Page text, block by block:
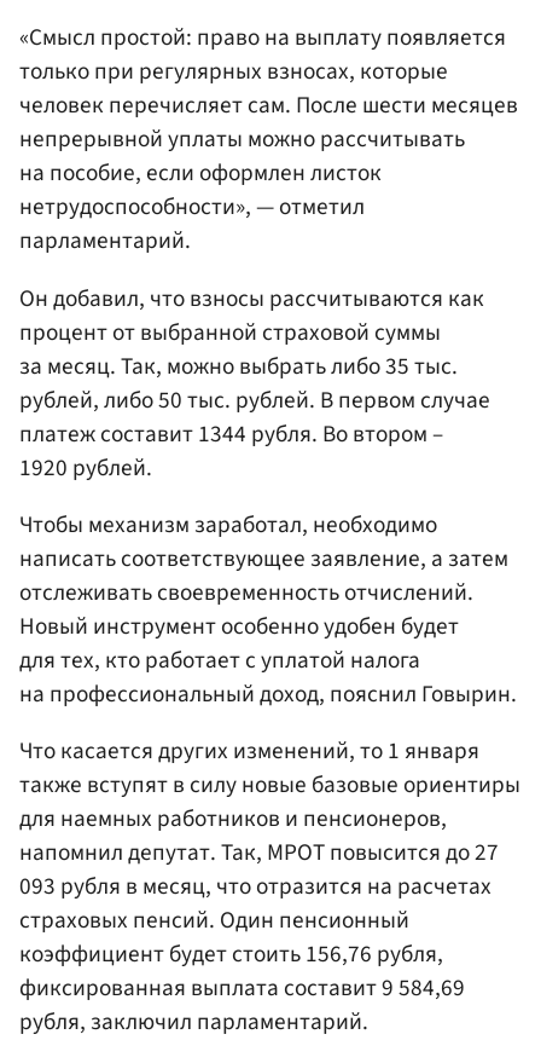
«Смысл простой: право на выплату появляется
только при регулярных взносах, которые
человек перечисляет сам. После шести месяцев
непрерывной уплаты можно рассчитывать
на пособие, если оформлен листок
нетрудоспособности», — отметил
парламентарий.
Он добавил, что взносы рассчитываются как
процент от выбранной страховой суммы
за месяц. Так, можно выбрать либо 35 тыс.
рублей, либо 50 тыс. рублей. В первом случае
платеж составит 1344 рубля. Во втором –
1920 рублей.
Чтобы механизм заработал, необходимо
написать соответствующее заявление, а затем
отслеживать своевременность отчислений.
Новый инструмент особенно удобен будет
для тех, кто работает с уплатой налога
на профессиональный доход, пояснил Говырин.
Что касается других изменений, то 1 января
также вступят в силу новые базовые ориентиры
для наемных работников и пенсионеров,
напомнил депутат. Так, МРОТ повысится до 27
093 рубля в месяц, что отразится на расчетах
страховых пенсий. Один пенсионный
коэффициент будет стоить 156,76 рубля,
фиксированная выплата составит 9 584,69
рубля, заключил парламентарий.